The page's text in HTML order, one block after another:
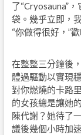
了“Cryosauna”
袋。幾乎立即，
“你做得很好，”
在整整三分鐘後
體過驅動以實現
對你燃燒的卡路
的女孩總是讓她
陳代謝？她待了
議後幾個小時加